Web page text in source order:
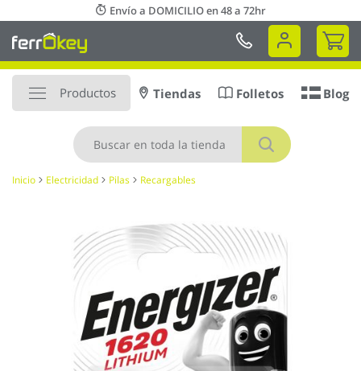
al
contenido
Envío a DOMICILIO en 48 a 72hr
Mi
Productos
Buscar
Tiendas Folletos Blog
Inicio Electricidad Pilas Recargables